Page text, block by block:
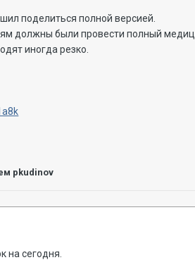
поделиться полной версией.
должны были провести полный
иногда резко.
pkudinov
на сегодня.